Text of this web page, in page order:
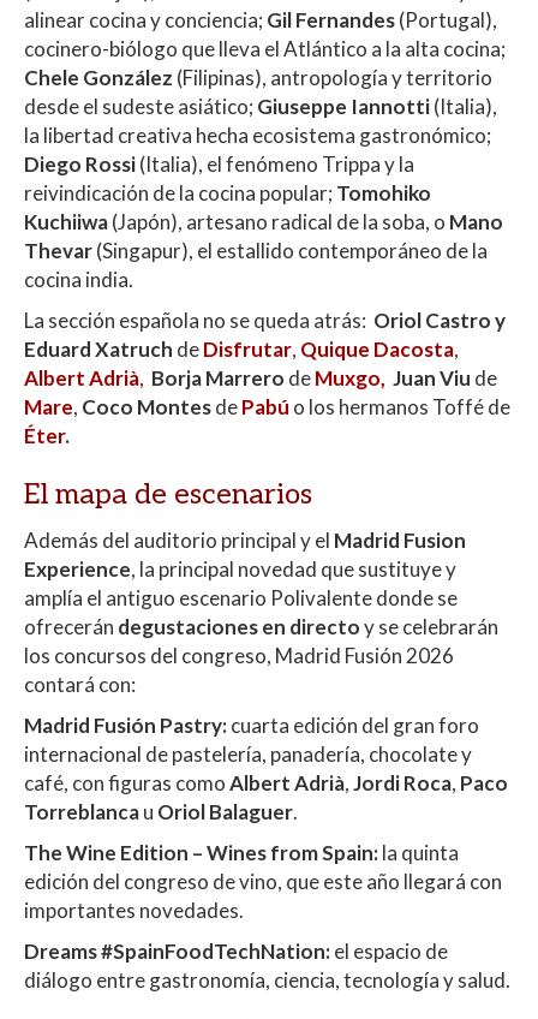
alinear cocina y conciencia; Gil Fernandes(Portugal),
cocinero-biólogo que lleva el Atlántico a la alta cocina;
Chele González (Filipinas), antropología y territorio
desde el sudeste asiático; Giuseppe Iannotti(Italia),
la libertad creativa hecha ecosistema gastronómico;
Diego Rossi(Italia), el fenómeno Trippa y la
reivindicación de la cocina popular; Tomohiko
Kuchiiwa(Japón), artesano radical de la soba, o Mano
Thevar(Singapur), el estallido contemporáneo de la
cocina india.
La sección española no se queda atrás: Oriol Castro y
Eduard Xatruch deDisfrutar, Quique Dacosta,
Albert Adrià, Borja Marrero deMuxgo, Juan Viu de
Mare, Coco MontesdePabú o los hermanos Toffé de
Éter.
El mapa de escenarios
Además del auditorio principal y el Madrid Fusion
Experience, la principal novedad que sustituye y
amplía el antiguo escenario Polivalente donde se
ofrecerán degustaciones en directoy se celebrarán
los concursos del congreso, Madrid Fusión 2026
contará con:
Madrid Fusión Pastry:cuarta edición del gran foro
internacional de pastelería, panadería, chocolate y
café, con figuras comoAlbert Adrià,Jordi Roca, Paco
Torreblancau Oriol Balaguer.
The Wine Edition – Wines from Spain:la quinta
edición del congreso de vino, que este año llegará con
importantes novedades.
Dreams #SpainFoodTechNation:el espacio de
diálogo entre gastronomía, ciencia, tecnología y salud.